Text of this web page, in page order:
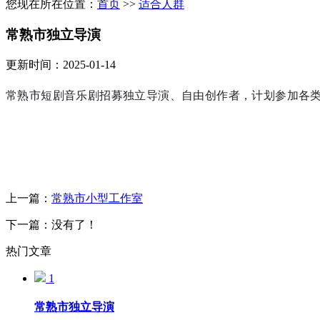
您现在所在位置： 首页 >> 适合人群
常熟市独立导演
更新时间：2025-01-14
常熟市短剧音乐剧招募独立导演、自由创作者，计划参加各
上一篇： 常熟市小型工作室
下一篇：没有了！
热门文章
1
常熟市独立导演